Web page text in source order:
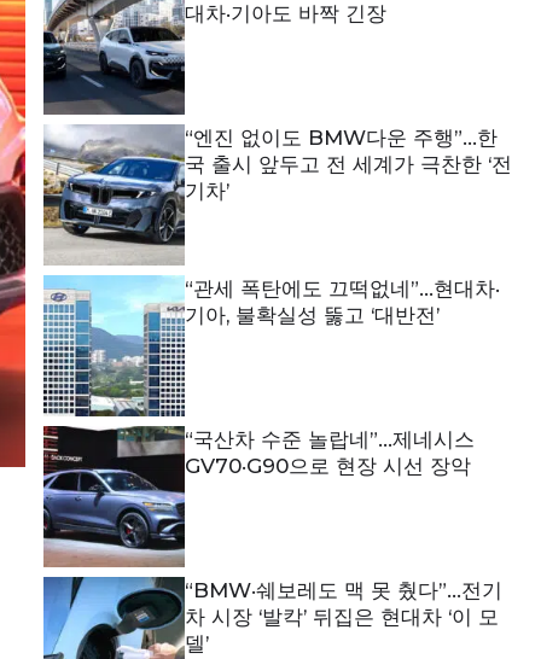
대차·기아도 바짝 긴장
“엔진 없이도 BMW다운 주행”…한
국 출시 앞두고 전 세계가 극찬한 ‘전
기차’
“관세 폭탄에도 끄떡없네”…현대차·
기아, 불확실성 뚫고 ‘대반전’
“국산차 수준 놀랍네”…제네시스
GV70·G90으로 현장 시선 장악
“BMW·쉐보레도 맥 못 췄다”…전기
차 시장 ‘발칵’ 뒤집은 현대차 ‘이 모
델’